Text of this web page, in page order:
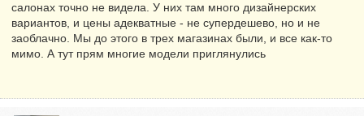
салонах точно не видела. У них там много дизайнерских
вариантов, и цены адекватные - не супердешево, но и не
заоблачно. Мы до этого в трех магазинах были, и все как-то
мимо. А тут прям многие модели приглянулись